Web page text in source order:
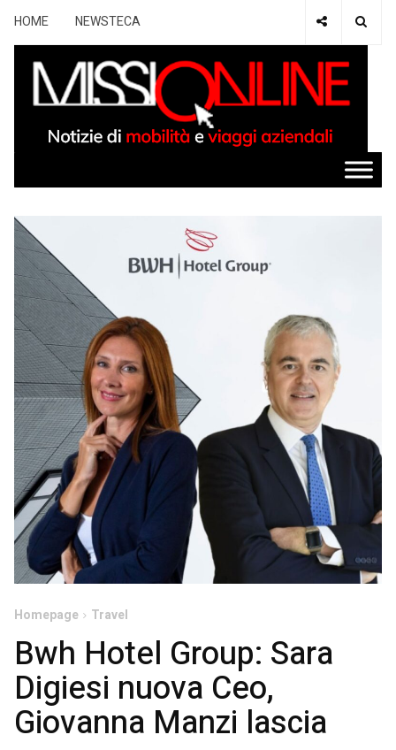
HOME NEWSTECA
Homepage Travel
Bwh Hotel Group: Sara
Digiesi nuova Ceo,
Giovanna Manzi lascia